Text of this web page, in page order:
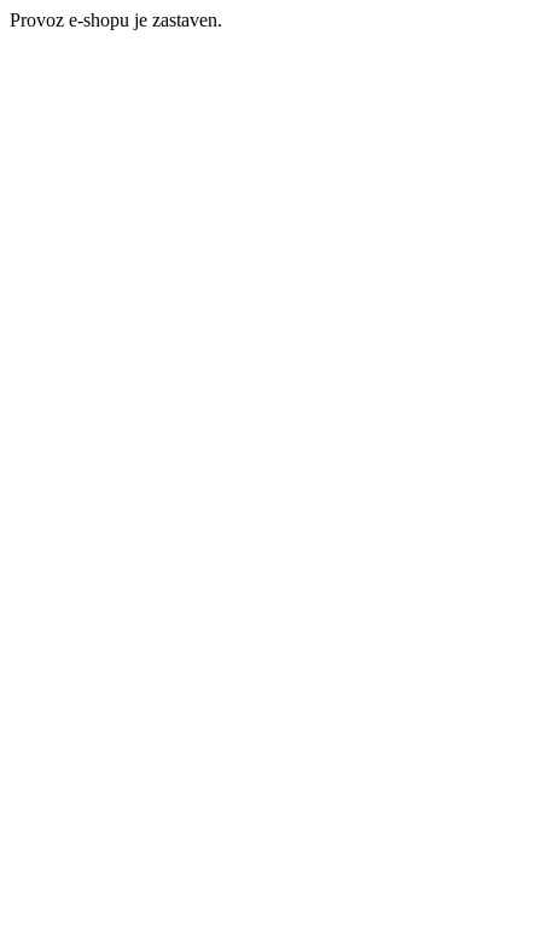
Provoz e-shopu je zastaven.